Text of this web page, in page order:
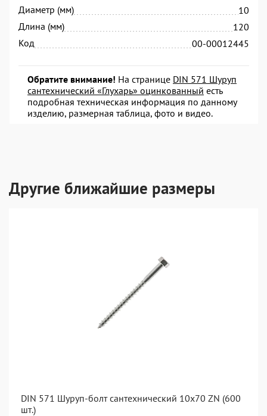
Диаметр (мм)
10
Длина (мм)
120
Код
00-00012445
Обратите внимание! На странице DIN 571 Шуруп
сантехнический «Глухарь» оцинкованный есть
подробная техническая информация по данному
изделию, размерная таблица, фото и видео.
Другие ближайшие размеры
DIN 571 Шуруп-болт сантехнический 10x70 ZN (600
шт.)